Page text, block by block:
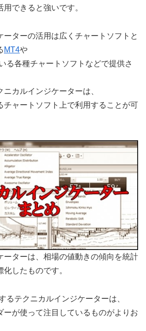
用できると強いです。
ーターの活用は広くチャートソフトと
MT4や
る各種チャートソフトなどで提供さ
カルインジケーターは、
チャートソフト上で利用することが可
ーターは、相場の値動きの傾向を統計
したものです。
るテクニカルインジケーターは、
ーが使って注目しているものがよりお